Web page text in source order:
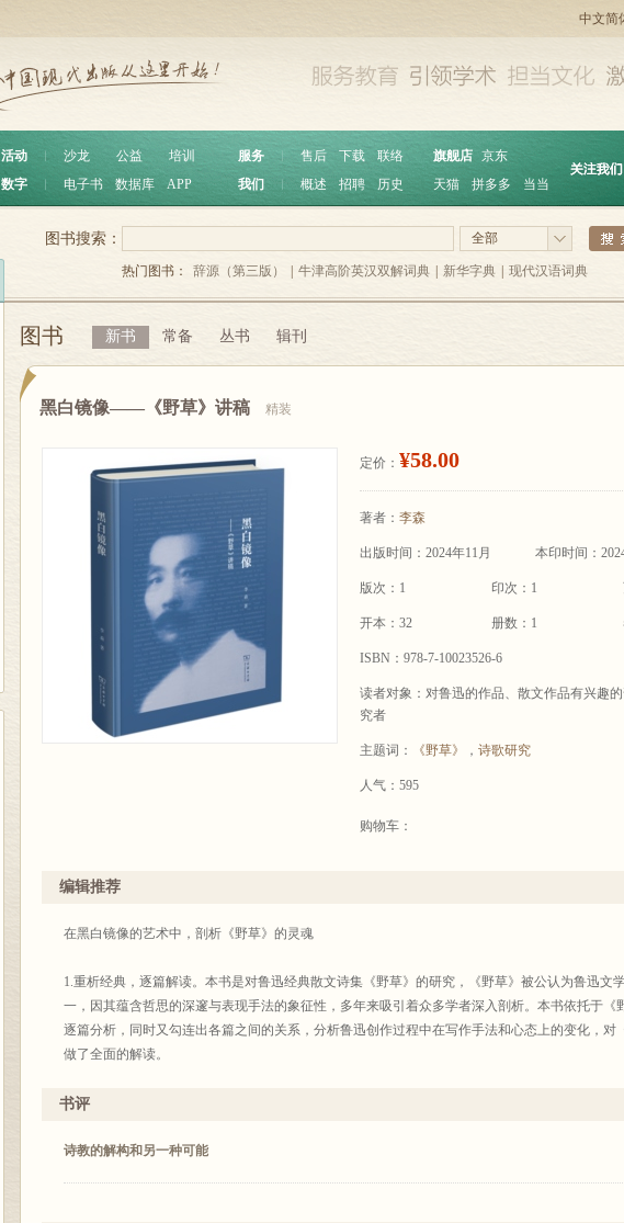
中文简
活动 沙龙 公益
培训
数字
电子书 数据库 APP
服务 ︱ 售后 下载
联络
我们
概述 招聘 历史
旗舰店 京东
天猫
拼多多 当当
全部
图书搜索：
热门图书： 辞源（第三版） 牛津高阶英汉双解词典 新华字典 现代汉语词典
图书 新书 常备 丛书 辑刊
黑白镜像——《野草》讲稿 精装
定价： ¥58.00
著者： 李森
出版时间：2024年11月 本印时间：
版次：1 印次：1
开本：32 册数：1
ISBN：978-7-10023526-6
读者对象：对鲁迅的作品、散文作品有兴趣
究者
主题词： 《野草》 ， 诗歌研究
人气：595
购物车：
编辑推荐
在黑白镜像的艺术中，剖析《野草》的灵魂
1.重析经典，逐篇解读。本书是对鲁迅经典散文诗集《野草》的研究，《野草》被公认为鲁迅文
一，因其蕴含哲思的深邃与表现手法的象征性，多年来吸引着众多学者深入剖析。本书依托于《
逐篇分析，同时又勾连出各篇之间的关系，分析鲁迅创作过程中在写作手法和心态上的变化，对
做了全面的解读。
与《野草》的文体相匹配，形成了一种互文效果。正如南京大学丁帆教授在本书序言中所说：“李
言冲击的魅力。”
书评
诗教的解构和另一种可能